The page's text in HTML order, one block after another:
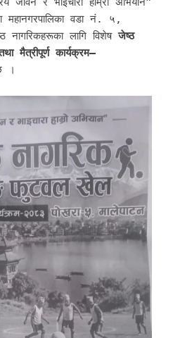
महानगरपालिका वडा नं. ५,
नागरिकहरूका लागि विशेषजेष्ठ
मैत्रीपूर्ण कार्यक्रम–
।